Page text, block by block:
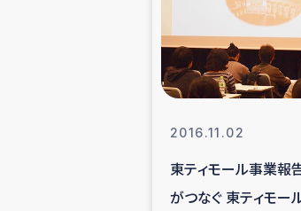
スリランカ
2016.11.02
東ティモール事業報
がつなぐ 東ティモー